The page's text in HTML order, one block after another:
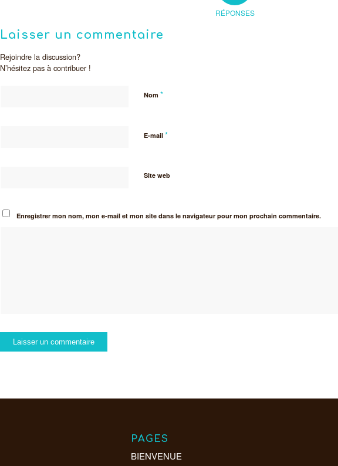
RÉPONSES
Laisser un commentaire
Rejoindre la discussion?
N’hésitez pas à contribuer !
Nom *
E-mail *
Site web
Enregistrer mon nom, mon e-mail et mon site dans le navigateur pour mon prochain commentaire.
PAGES
BIENVENUE